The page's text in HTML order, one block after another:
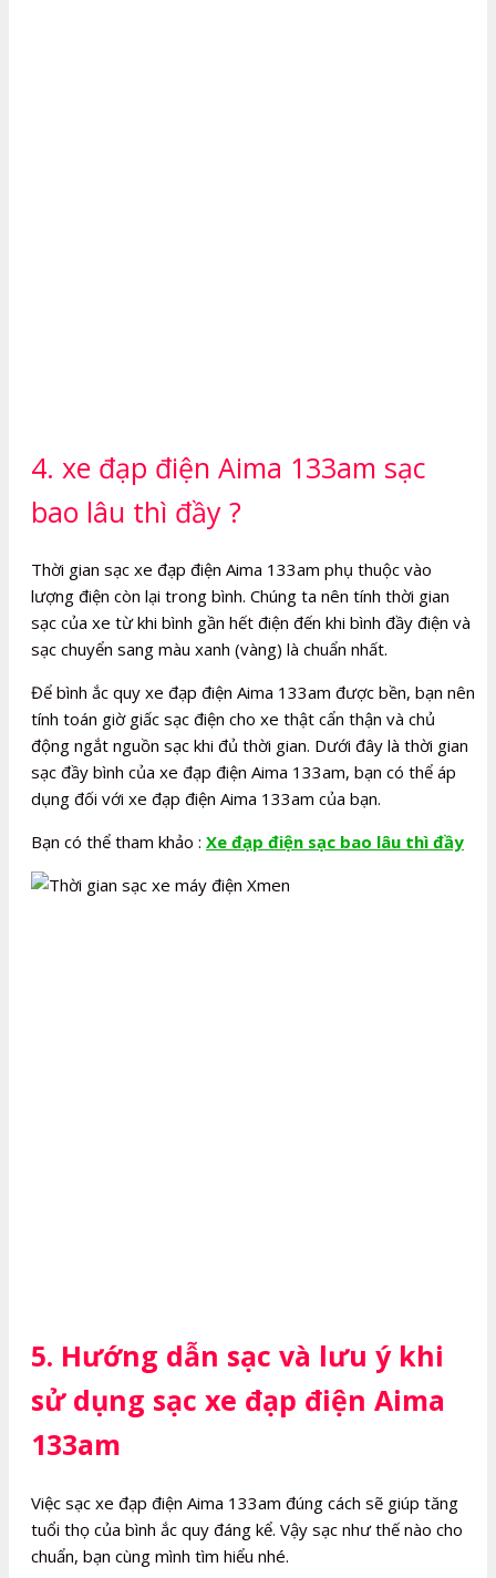
4. xe đạp điện Aima 133am sạc
bao lâu thì đầy ?
Thời gian sạc xe đạp điện Aima 133am phụ thuộc vào
lượng điện còn lại trong bình. Chúng ta nên tính thời gian
sạc của xe từ khi bình gần hết điện đến khi bình đầy điện và
sạc chuyển sang màu xanh (vàng) là chuẩn nhất.
Để bình ắc quy xe đạp điện Aima 133am được bền, bạn nên
tính toán giờ giấc sạc điện cho xe thật cẩn thận và chủ
động ngắt nguồn sạc khi đủ thời gian. Dưới đây là thời gian
sạc đầy bình của xe đạp điện Aima 133am, bạn có thể áp
dụng đối với xe đạp điện Aima 133am của bạn.
Bạn có thể tham khảo : Xe đạp điện sạc bao lâu thì đầy
5. Hướng dẫn sạc và lưu ý khi
sử dụng sạc xe đạp điện Aima
133am
Việc sạc xe đạp điện Aima 133am đúng cách sẽ giúp tăng
tuổi thọ của bình ắc quy đáng kể. Vậy sạc như thế nào cho
chuẩn, bạn cùng mình tìm hiểu nhé.